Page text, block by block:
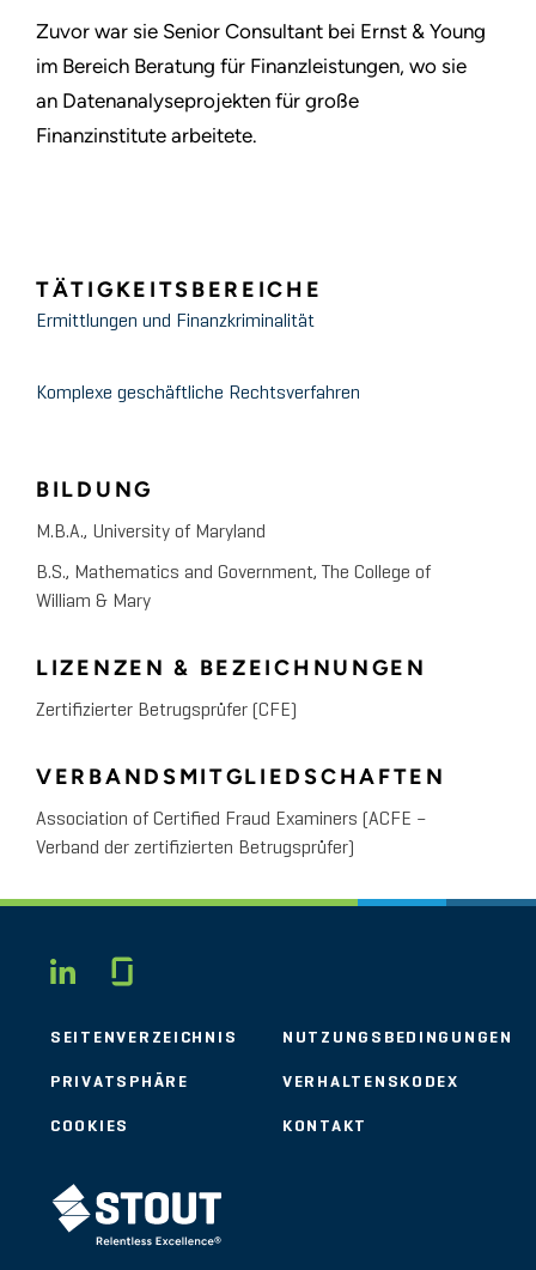
Zuvor war sie Senior Consultant bei Ernst & Young
im Bereich Beratung für Finanzleistungen, wo sie
an Datenanalyseprojekten für große
Finanzinstitute arbeitete.
TÄTIGKEITSBEREICHE
Ermittlungen und Finanzkriminalität
Komplexe geschäftliche Rechtsverfahren
BILDUNG
M.B.A., University of Maryland
B.S., Mathematics and Government, The College of
William & Mary
LIZENZEN & BEZEICHNUNGEN
Zertifizierter Betrugsprüfer (CFE)
VERBANDSMITGLIEDSCHAFTEN
Association of Certified Fraud Examiners (ACFE –
Verband der zertifizierten Betrugsprüfer)
LINKEDIN
SEITENVERZEICHNIS NUTZUNGSBEDINGUNGEN
PRIVATSPHÄRE VERHALTENSKODEX
COOKIES KONTAKT
STOUT LOGO